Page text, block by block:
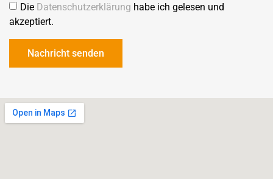
Die Datenschutzerklärung habe ich gelesen und
akzeptiert.
Nachricht senden